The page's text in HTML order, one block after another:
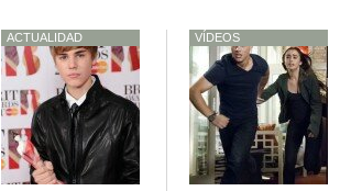
ACTUALIDAD VÍDEOS